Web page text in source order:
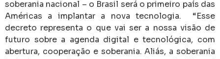
próxima Copa do Mundo.Os representantes de
associações e entidades que representam o setor,
destacaram em seus discursos que o atual modelo
em vigor, o da TV Digital, também foi implantado
pelo presidente Lula, no seu segundo governo.